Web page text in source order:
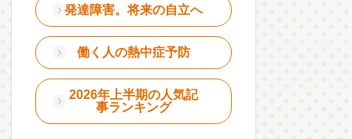
発達障害。将来の自立へ
働く人の熱中症予防
2026年上半期の人気記
事ランキング